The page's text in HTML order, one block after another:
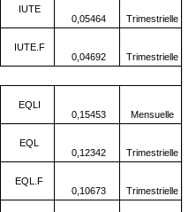
IUTE
0,05464
Trimestrielle
IUTE.F
0,04692
Trimestrielle
EQLI
0,15453
Mensuelle
EQL
0,12342
Trimestrielle
EQL.F
0,10673
Trimestrielle